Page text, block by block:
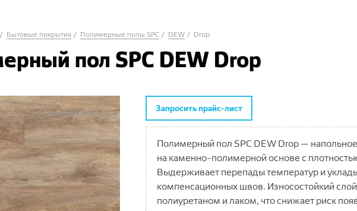
Бытовые покрытия Полимерные полы SPC DEW Drop
пол SPC DEW Drop
Запросить прайс-лист
Полимерный пол SPC DEW Drop —
на каменно-полимерной основе с
Выдерживает перепады температур и
компенсационных швов. Износостойкий
полиуретаном и лаком, что снижает риск